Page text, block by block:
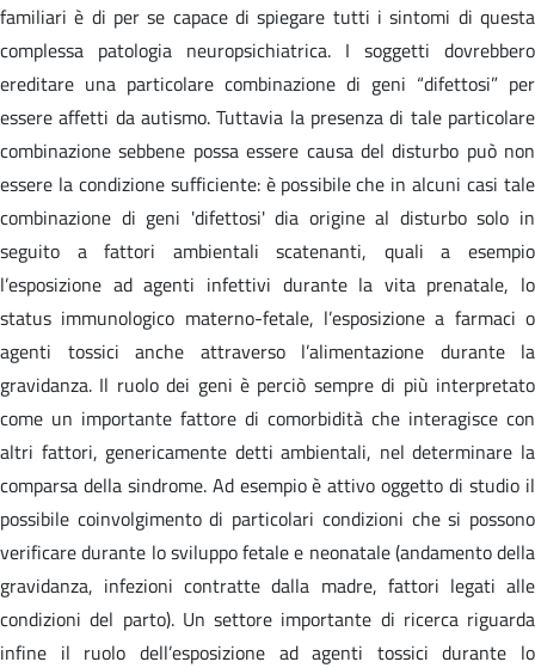
familiari è di per se capace di spiegare tutti i sintomi di questa
complessa patologia neuropsichiatrica. I soggetti dovrebbero
ereditare una particolare combinazione di geni “difettosi” per
essere affetti da autismo. Tuttavia la presenza di tale particolare
combinazione sebbene possa essere causa del disturbo può non
essere la condizione sufficiente: è possibile che in alcuni casi tale
combinazione di geni 'difettosi' dia origine al disturbo solo in
seguito a fattori ambientali scatenanti, quali a esempio
l’esposizione ad agenti infettivi durante la vita prenatale, lo
status immunologico materno-fetale, l’esposizione a farmaci o
agenti tossici anche attraverso l’alimentazione durante la
gravidanza. Il ruolo dei geni è perciò sempre di più interpretato
come un importante fattore di comorbidità che interagisce con
altri fattori, genericamente detti ambientali, nel determinare la
comparsa della sindrome. Ad esempio è attivo oggetto di studio il
possibile coinvolgimento di particolari condizioni che si possono
verificare durante lo sviluppo fetale e neonatale (andamento della
gravidanza, infezioni contratte dalla madre, fattori legati alle
condizioni del parto). Un settore importante di ricerca riguarda
infine il ruolo dell’esposizione ad agenti tossici durante lo